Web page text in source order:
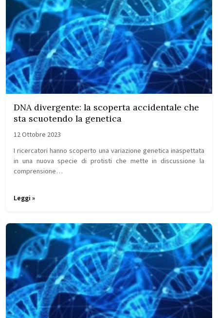
DNA divergente: la scoperta accidentale che
sta scuotendo la genetica
12 Ottobre 2023
I ricercatori hanno scoperto una variazione genetica inaspettata
in una nuova specie di protisti che mette in discussione la
comprensione…
Leggi »